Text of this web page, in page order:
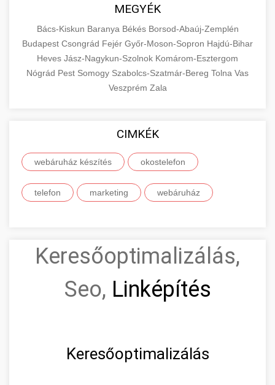
MEGYÉK
Bács-Kiskun Baranya Békés Borsod-Abaúj-Zemplén
Budapest Csongrád Fejér Győr-Moson-Sopron Hajdú-Bihar
Heves Jász-Nagykun-Szolnok Komárom-Esztergom
Nógrád Pest Somogy Szabolcs-Szatmár-Bereg Tolna Vas
Veszprém Zala
CIMKÉK
webáruház készítés okostelefon
telefon marketing webáruház
Keresőoptimalizálás,
Seo, Linképítés
Keresőoptimalizálás